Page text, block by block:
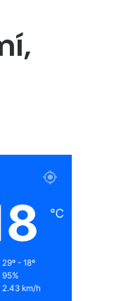
℃
29º - 18º
95%
2.43 km/h